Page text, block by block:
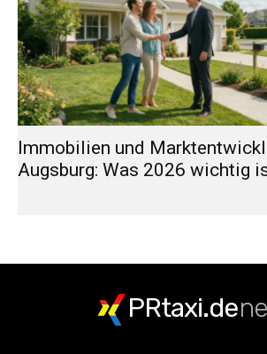
Immobilien und
Augsburg: Was 2026 wichtig
PRtaxi.de